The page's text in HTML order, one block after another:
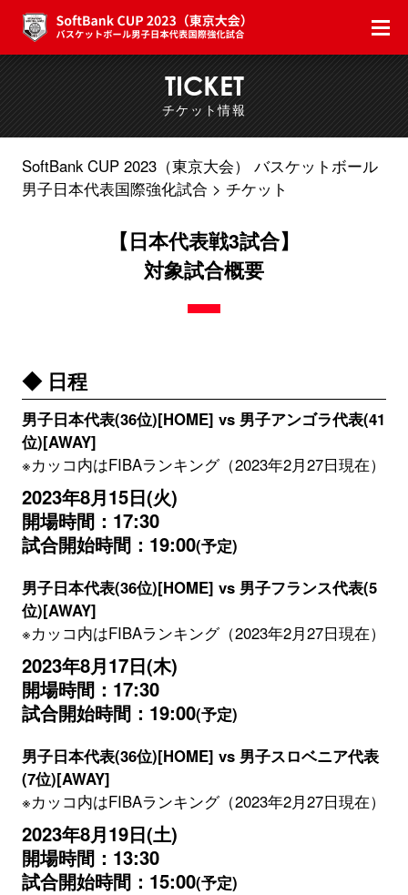
TICKET
チケット情報
SoftBank CUP 2023（東京大会） バスケットボール
男子日本代表国際強化試合
チケット
【日本代表戦3試合】
対象試合概要
◆ 日程
男子日本代表(36位)[HOME] vs 男子アンゴラ代表(41
位)[AWAY]
※カッコ内はFIBAランキング（2023年2月27日現在）
2023年8月15日(火)
開場時間：17:30
試合開始時間：19:00(予定)
男子日本代表(36位)[HOME] vs 男子フランス代表(5
位)[AWAY]
※カッコ内はFIBAランキング（2023年2月27日現在）
2023年8月17日(木)
開場時間：17:30
試合開始時間：19:00(予定)
男子日本代表(36位)[HOME] vs 男子スロベニア代表
(7位)[AWAY]
※カッコ内はFIBAランキング（2023年2月27日現在）
2023年8月19日(土)
開場時間：13:30
試合開始時間：15:00(予定)